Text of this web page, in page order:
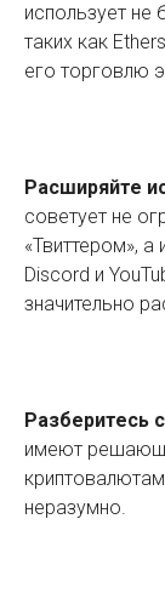
использует не
таких как
его торговлю
Расширяйте
советует не
«Твиттером»,
Discord и
значительно
Разберитесь
имеют
неразумно.